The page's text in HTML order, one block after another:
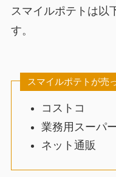
スマイルポテトは以
す。
スマイルポテトが売
コストコ
業務用スーパ
ネット通販